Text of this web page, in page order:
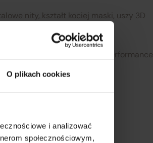
O plikach cookies
i analizować
społecznościowym,
nity, kształt kociej maski, uszy 3D
fetyszowe sesje, klubowy performance
fetish glam, teatralny